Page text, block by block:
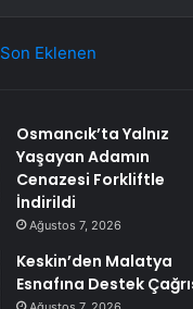
Son Eklenen
Osmancık’ta Yalnız
Yaşayan Adamın
Cenazesi Forkliftle
İndirildi
Ağustos 7, 2026
Keskin’den Malatya
Esnafına Destek